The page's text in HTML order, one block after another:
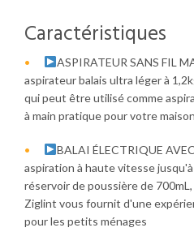
Caractéristiques
ASPIRATEUR SANS FIL
aspirateur balais ultra léger à
qui peut être utilisé comme
à main pratique pour votre
BALAI ÉLECTRIQUE
aspiration à haute vitesse
réservoir de poussière de
Ziglint vous fournit d'une
pour les petits ménages